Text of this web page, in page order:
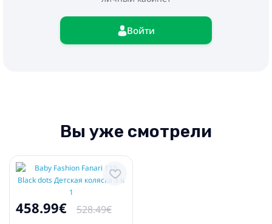
Войти
Вы уже смотрели
458.99€
528.49€